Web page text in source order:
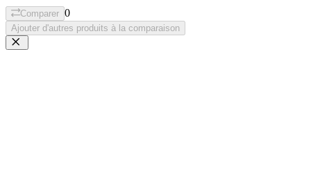
Comparer 0
Ajouter d'autres produits à la comparaison